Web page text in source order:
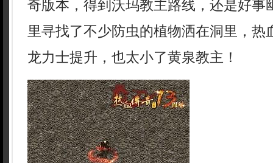
奇版本，得到沃玛教主路线，还是好事
里寻找了不少防虫的植物洒在洞里，热
龙力士提升，也太小了黄泉教主！